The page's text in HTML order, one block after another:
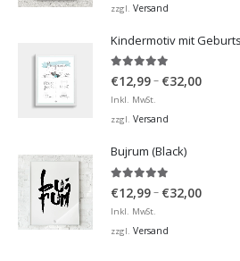
zzgl. Versand
Kindermotiv mit
5.00von 5
€12,99– €32,00
Inkl. MwSt.
zzgl. Versand
Bujrum (Black)
€12,99– €32,00
Inkl. MwSt.
zzgl. Versand